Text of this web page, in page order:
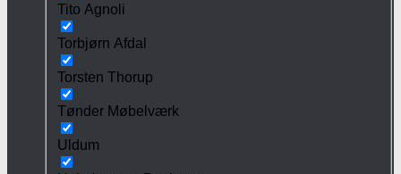
Tito Agnoli
Torbjørn Afdal
Torsten Thorup
Tønder Møbelværk
Uldum